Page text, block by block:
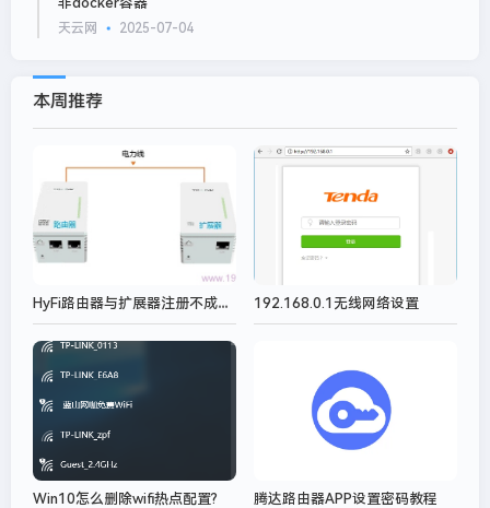
天云网 2025-07-04
本周推荐
HyFi路由器与扩展器注册不成功怎么办？ 192.168.0.1无线网络设置
Win10怎么删除wifi热点配置? 腾达路由器APP设置密码教程